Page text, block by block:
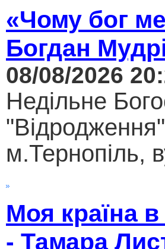
«Чому бог
Богдан
08/08/2026
Недільне
м.Тернопіль,
Моя країна
- Тамара